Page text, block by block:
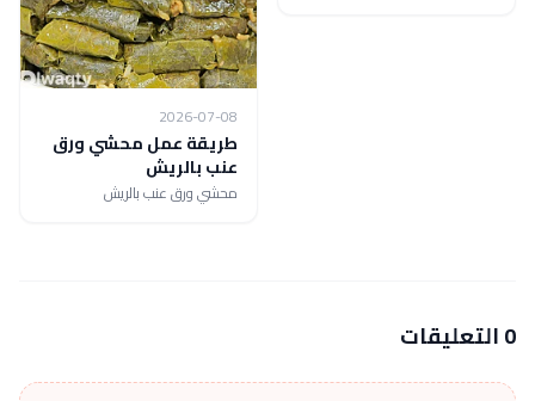
2026-07-08
طريقة عمل محشي ورق
عنب بالريش
محشي ورق عنب بالريش
0 التعليقات